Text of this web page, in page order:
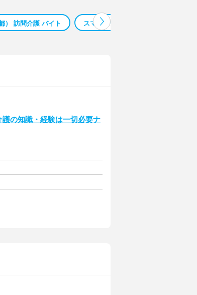
） 訪問介護 バイト スマホ データ入力 甲斐市
護の知識・経験は一切必要ナ